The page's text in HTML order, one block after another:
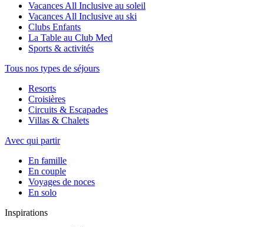
Vacances All Inclusive au soleil
Vacances All Inclusive au ski
Clubs Enfants
La Table au Club Med
Sports & activités
Tous nos types de séjours
Resorts
Croisières
Circuits & Escapades
Villas & Chalets
Avec qui partir
En famille
En couple
Voyages de noces
En solo
Inspirations